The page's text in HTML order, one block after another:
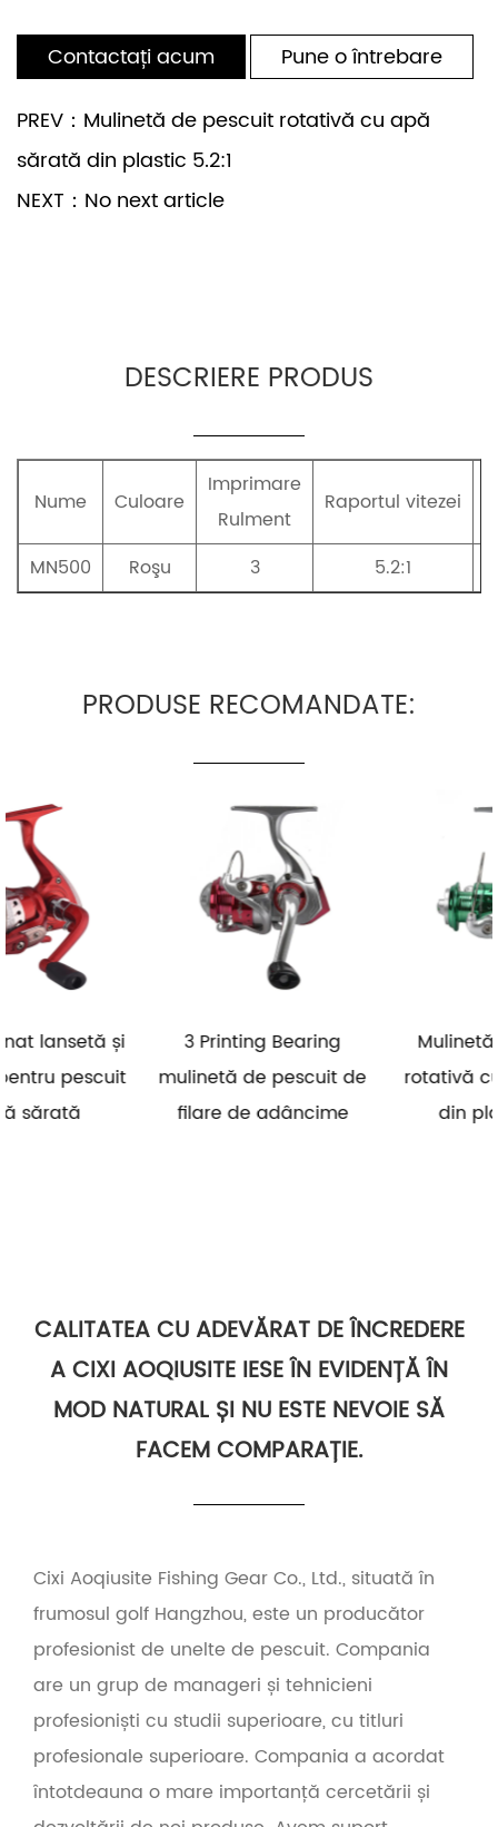
Contactați acum
Pune o întrebare
PREV：Mulinetă de pescuit rotativă cu apă
sărată din plastic 5.2:1
NEXT：No next article
DESCRIERE PRODUS
Nume Culoare
Imprimare
Rulment
Raportul vitezei
MN500 Roşu 3 5.2:1
PRODUSE RECOMANDATE:
3 Printing Bearing
mulinetă de pescuit de
filare de adâncime
Mulinetă de pescuit
rotativă cu apă sărată
din plastic 5.2:1
CALITATEA CU ADEVĂRAT DE ÎNCREDERE
A CIXI AOQIUSITE IESE ÎN EVIDENȚĂ ÎN
MOD NATURAL ȘI NU ESTE NEVOIE SĂ
FACEM COMPARAȚIE.
Cixi Aoqiusite Fishing Gear Co., Ltd., situată în
frumosul golf Hangzhou, este un producător
profesionist de unelte de pescuit. Compania
are un grup de manageri și tehnicieni
profesioniști cu studii superioare, cu titluri
profesionale superioare. Compania a acordat
întotdeauna o mare importanță cercetării și